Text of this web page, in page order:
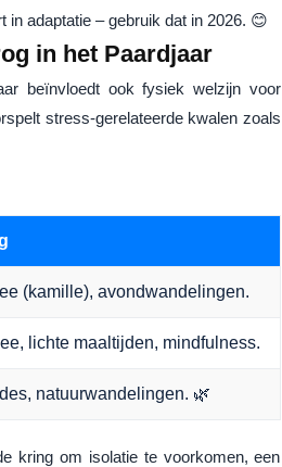
adaptatie – gebruik dat in 2026. 😊
in het Paardjaar
beïnvloedt ook fysiek welzijn voor
stress-gerelateerde kwalen zoals
(kamille), avondwandelingen.
lichte maaltijden, mindfulness.
natuurwandelingen. 🌿
kring om isolatie te voorkomen, een